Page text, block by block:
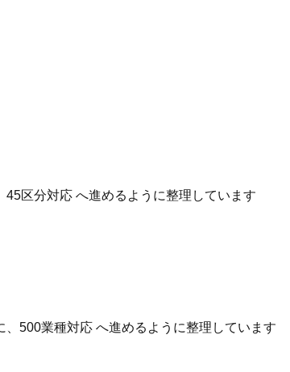
区分対応 へ進めるように整理しています
500業種対応 へ進めるように整理しています